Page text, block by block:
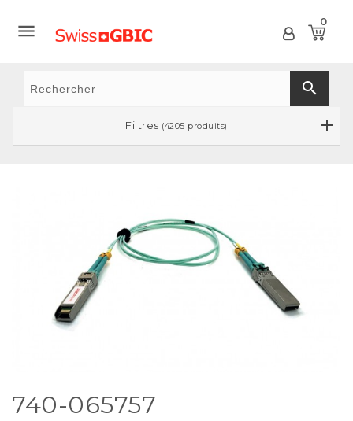
 0
search
Filtres (4205 produits)
740-065757